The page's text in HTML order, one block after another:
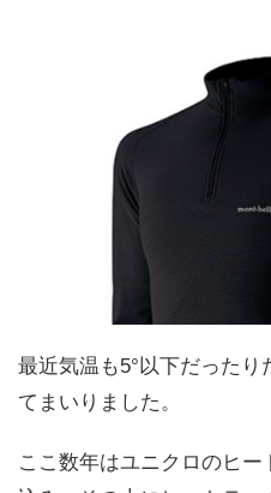
最近気温も5°以下だった
てまいりました。
ここ数年はユニクロのヒ